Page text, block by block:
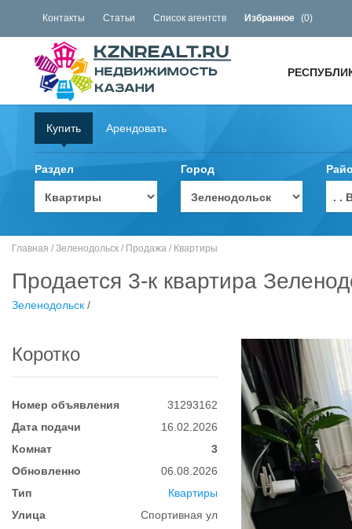
Контакты Статьи Список агентств Избранное (0)
Купить Арендовать
Раздел Город
. .
Главная / Зеленодольск / Продажа / Квартиры
Продается 3-к квартира
Зеленодольск /
Коротко
Номер объявления
31293162
Дата подачи
16.02.2026
Комнат
3
Обновленно
06.08.2026
Тип
Квартиры
Улица
Спортивная ул